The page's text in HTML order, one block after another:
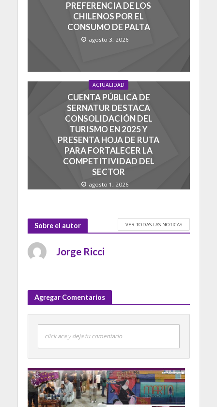
PREFERENCIA DE LOS
CHILENOS POR EL
CONSUMO DE PALTA
agosto 3, 2026
ACTUALIDAD
CUENTA PÚBLICA DE
SERNATUR DESTACA
CONSOLIDACIÓN DEL
TURISMO EN 2025 Y
PRESENTA HOJA DE RUTA
PARA FORTALECER LA
COMPETITIVIDAD DEL
SECTOR
agosto 1, 2026
Sobre el autor VER TODAS LAS NOTICAS
Jorge Ricci
Agregar Comentarios
click aca y deja tu comentario